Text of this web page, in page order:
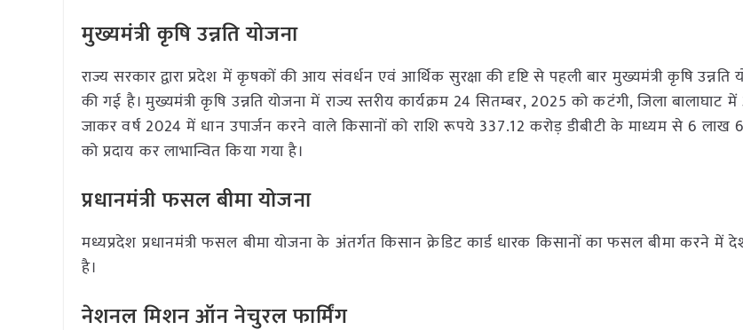
मुख्यमंत्री कृषि उन्नति योजना
राज्य सरकार द्वारा प्रदेश में कृषकों की आय संवर्धन एवं आर्थिक सुरक्षा की दृष्टि से पहली बार मुख्यमंत्री कृषि
की गई है। मुख्यमंत्री कृषि उन्नति योजना में राज्य स्तरीय कार्यक्रम 24 सितम्बर, 2025 को कटंगी, जिला बालाघाट
जाकर वर्ष 2024 में धान उपार्जन करने वाले किसानों को राशि रूपये 337.12 करोड़ डीबीटी के माध्यम से 6
को प्रदाय कर लाभान्वित किया गया है।
प्रधानमंत्री फसल बीमा योजना
मध्यप्रदेश प्रधानमंत्री फसल बीमा योजना के अंतर्गत किसान क्रेडिट कार्ड धारक किसानों का फसल बीमा करने में
है।
नेशनल मिशन ऑन नेचुरल फार्मिंग